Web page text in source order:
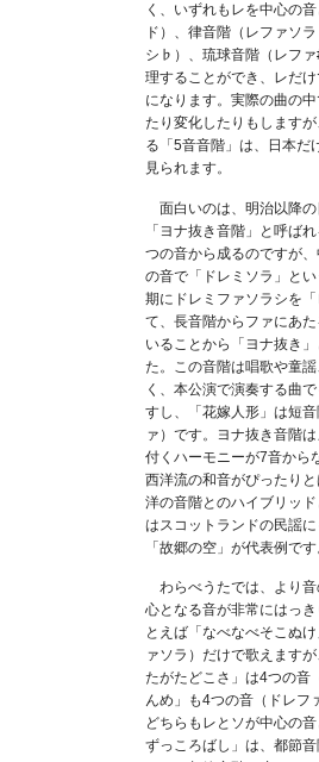
く、いずれもレを中心の
ド）、律音階（レファソ
シ♭）、琉球音階（レフ
理することができ、レだ
になります。実際の曲の
たり変化したりもします
る「5音音階」は、日本だ
見られます。
面白いのは、明治以降
「ヨナ抜き音階」と呼ば
つの音から成るのですが
の音で「ドレミソラ」と
期にドレミファソラシを
て、長音階からファにあ
いることから「ヨナ抜き
た。この音階は唱歌や童
く、本公演で演奏する曲
すし、「花嫁人形」は短
ァ）です。ヨナ抜き音階
付くハーモニーが7音から
西洋流の和音がぴったり
洋の音階とのハイブリッ
はスコットランドの民謡
「故郷の空」が代表例です
わらべうたでは、より音
心となる音が非常にはっ
とえば「なべなべそこぬ
ァソラ）だけで歌えます
たがたどこさ」は4つの音
んめ」も4つの音（ドレフ
どちらもレとソが中心の
ずっころばし」は、都節